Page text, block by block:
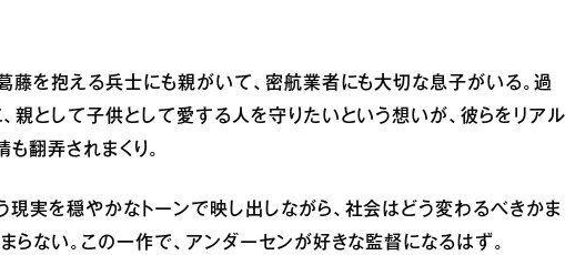
藤を抱える兵士にも親がいて、密航業者にも大切な息子がいる。過
親として子供として愛する人を守りたいという想いが、彼らをリア
翻弄されまくり。
実を穏やかなトーンで映し出しながら、社会はどう変わるべきかま
らない。この一作で、アンダーセンが好きな監督になるはず。